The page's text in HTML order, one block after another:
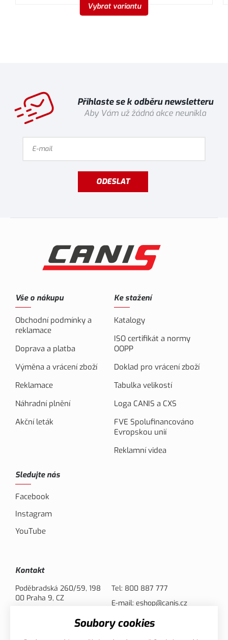
Vybrat variantu
Přihlaste se k odběru newsletteru
Aby Vám už žádná akce neunikla
ODESLAT
Vše o nákupu
Obchodní podmínky a
reklamace
Doprava a platba
Výměna a vrácení zboží
Reklamace
Náhradní plnění
Akční leták
Ke stažení
Katalogy
ISO certifikát a normy
OOPP
Doklad pro vrácení zboží
Tabulka velikostí
Loga CANIS a CXS
FVE Spolufinancováno
Evropskou unií
Reklamní videa
Sledujte nás
Facebook
Instagram
YouTube
Kontakt
Poděbradská 260/59, 198
00 Praha 9, CZ
Tel: 800 887 777
E-mail: eshop@canis.cz
Soubory cookies